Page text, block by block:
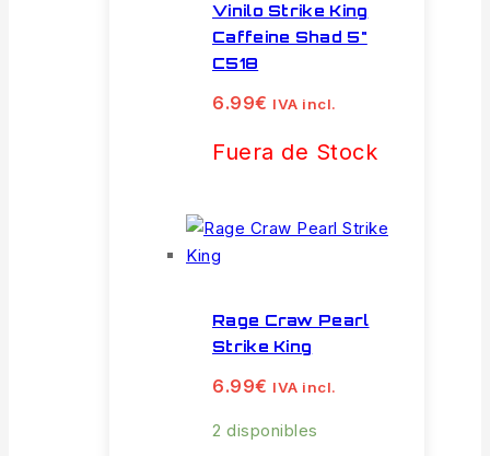
Vinilo Strike King
Caffeine Shad 5"
C518
6.99€ IVA incl.
Fuera de Stock
Rage Craw Pearl
Strike King
6.99€ IVA incl.
2 disponibles